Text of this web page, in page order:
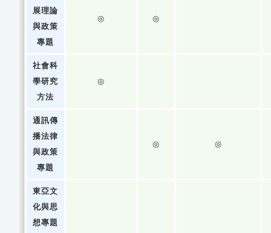
展理論
與政策
專題
◎ ◎
社會科
學研究
方法
◎
通訊傳
播法律
與政策
專題
◎ ◎
東亞文
化與思
想專題